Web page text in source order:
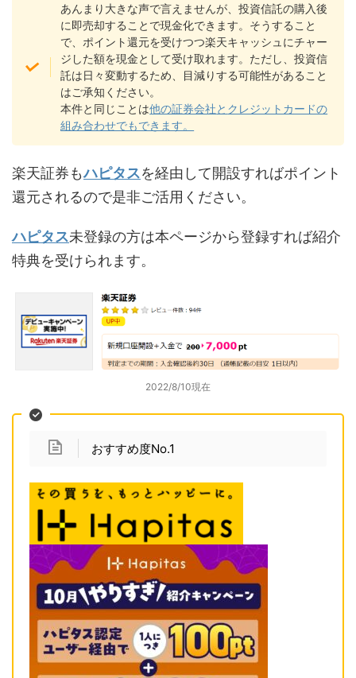
あんまり大きな声で言えませんが、投資信託の購入後
に即売却することで現金化できます。そうすること
で、ポイント還元を受けつつ楽天キャッシュにチャー
ジした額を現金として受け取れます。ただし、投資信
託は日々変動するため、目減りする可能性があること
はご承知ください。
本件と同じことは他の証券会社と クレジットカードの
組み合わせでもできます。
楽天証券もハピタスを経由して開設すればポイント
還元されるので是非ご活用ください。
ハピタス未登録の方は本ページから登録すれば紹介
特典を受けられます。
2022/8/10現在
おすすめ度No.1